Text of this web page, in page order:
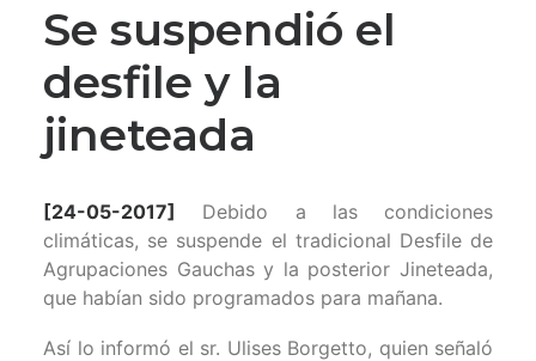
Se suspendió el
desfile y la
jineteada
[24-05-2017] Debido a las condiciones
climáticas, se suspende el tradicional Desfile de
Agrupaciones Gauchas y la posterior Jineteada,
que habían sido programados para mañana.
Así lo informó el sr. Ulises Borgetto, quien señaló